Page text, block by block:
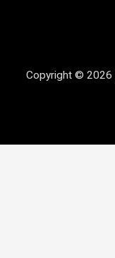
Copyright © 2026